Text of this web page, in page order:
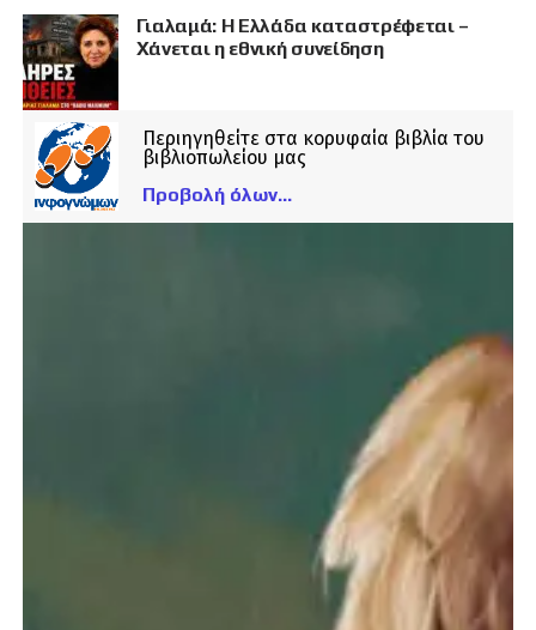
Γιαλαμά: Η Ελλάδα καταστρέφεται –
Χάνεται η εθνική συνείδηση
Περιηγηθείτε στα κορυφαία βιβλία του
βιβλιοπωλείου μας
Προβολή όλων